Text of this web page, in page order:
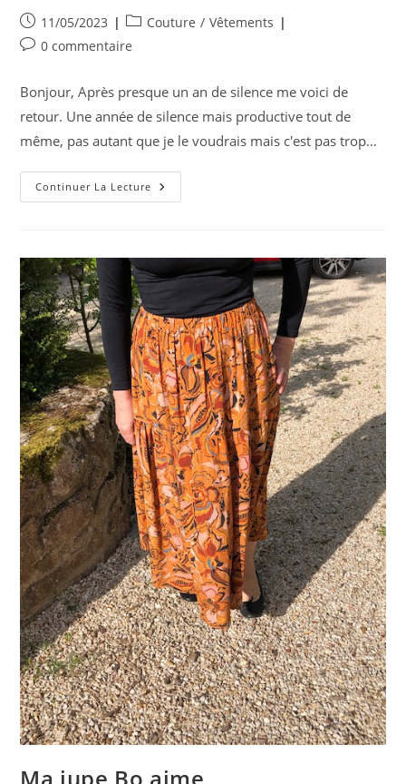
Publication
publiée :
11/05/2023
Post
category:
Couture / Vêtements
Commentaires
publication :
0 commentaire
Bonjour, Après presque un an de silence me voici de
retour. Une année de silence mais productive tout de
même, pas autant que je le voudrais mais c'est pas trop…
Continuer La Lecture De
Retour